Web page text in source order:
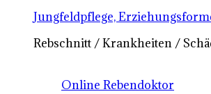
Jungfeldpflege,
Rebschnitt / Krankheiten /
Online Rebendoktor